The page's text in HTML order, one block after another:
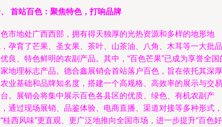
首站百色：聚焦特色，打响品牌
市地处广西西部，拥有得天独厚的光热资源和多样的地形地
孕育了芒果、圣女果、茶叶、山茶油、八角、木耳等一大批品
良、特色鲜明的农副产品。其中，“百色芒果”已成为享誉全国
地理标志产品。德合鑫展销会首站落户百色，旨在依托其深厚
业基础和品牌知名度，搭建一个高规格、高效率的展示与交易
。展销会将集中展示百色各县区的优质、绿色、有机农副产
通过现场展销、品鉴体验、电商直播、渠道对接等多种形式，
桂西风味”更直观、更广泛地推向全国市场，进一步提升“百色好